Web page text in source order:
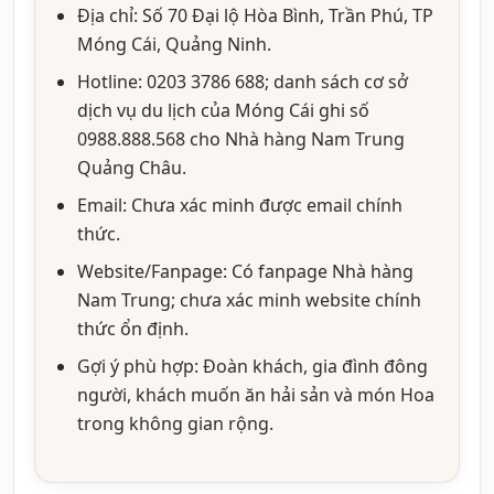
Địa chỉ: Số 70 Đại lộ Hòa Bình, Trần Phú, TP
Móng Cái, Quảng Ninh.
Hotline: 0203 3786 688; danh sách cơ sở
dịch vụ du lịch của Móng Cái ghi số
0988.888.568 cho Nhà hàng Nam Trung
Quảng Châu.
Email: Chưa xác minh được email chính
thức.
Website/Fanpage: Có fanpage Nhà hàng
Nam Trung; chưa xác minh website chính
thức ổn định.
Gợi ý phù hợp: Đoàn khách, gia đình đông
người, khách muốn ăn hải sản và món Hoa
trong không gian rộng.